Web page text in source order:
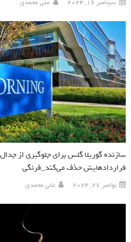
سپتامبر 16, 2024 علی محمدی
سازنده گوریلا گلس برای جلوگیری از جدال
قراردادهایش حذف می‌کند_فرنگی
نوامبر 26, 2024 علی محمدی